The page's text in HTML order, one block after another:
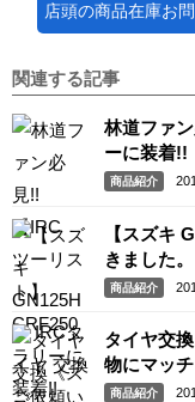
店頭の商品在庫お
関連する記事
林道ファ
ーに装着
商品紹介
【スズキ
きました。
商品紹介
タイヤ交
物にマッ
商品紹介